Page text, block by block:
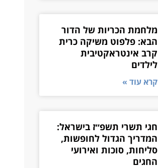
מלחמת הכריות של הדור
הבא: פלפוט משיקה כרית
קרב אינטראקטיבית
לילדים
קרא עוד »
חגי תשרי תשפ״ז בישראל:
המדריך הגדול לחופשות,
סליחות, סוכות ואירועי
החגים